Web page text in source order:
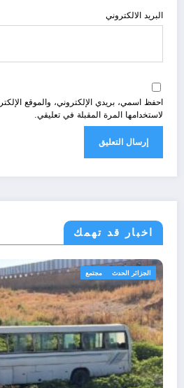
البريد الالكتروني
احفظ اسمي، بريدي الإلكتروني، والموقع
لاستخدامها المرة المقبلة في تعليقي.
اخبار قد تهمك